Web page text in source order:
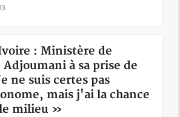
: Ministère de
à sa prise de
ne suis certes pas
mais j'ai la chance
milieu »